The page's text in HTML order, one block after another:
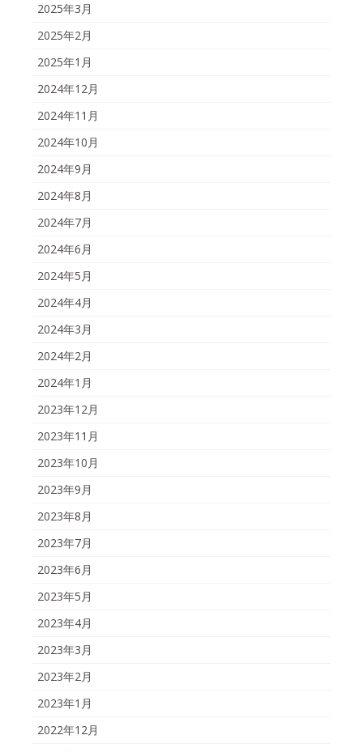
2025年3月
2025年2月
2025年1月
2024年12月
2024年11月
2024年10月
2024年9月
2024年8月
2024年7月
2024年6月
2024年5月
2024年4月
2024年3月
2024年2月
2024年1月
2023年12月
2023年11月
2023年10月
2023年9月
2023年8月
2023年7月
2023年6月
2023年5月
2023年4月
2023年3月
2023年2月
2023年1月
2022年12月